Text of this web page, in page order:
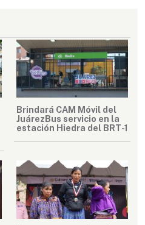
Brindará CAM Móvil del
JuárezBus servicio en la
estación Hiedra del BRT-1